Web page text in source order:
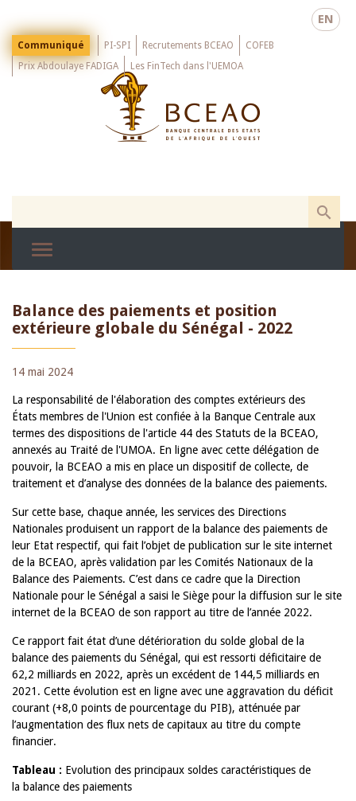
main
EN
Menu
Top
Communiqué PI-SPI Recrutements BCEAO
COFEB
Prix Abdoulaye FADIGA
Les FinTech dans l'UEMOA
Balance des paiements et position
extérieure globale du Sénégal - 2022
14 mai 2024
La responsabilité de l'élaboration des comptes extérieurs des
États membres de l'Union est confiée à la Banque Centrale aux
termes des dispositions de l'article 44 des Statuts de la BCEAO,
annexés au Traité de l'UMOA. En ligne avec cette délégation de
pouvoir, la BCEAO a mis en place un dispositif de collecte, de
traitement et d’analyse des données de la balance des paiements.
Sur cette base, chaque année, les services des Directions
Nationales produisent un rapport de la balance des paiements de
leur Etat respectif, qui fait l’objet de publication sur le site internet
de la BCEAO, après validation par les Comités Nationaux de la
Balance des Paiements. C’est dans ce cadre que la Direction
Nationale pour le Sénégal a saisi le Siège pour la diffusion sur le site
internet de la BCEAO de son rapport au titre de l’année 2022.
Ce rapport fait état d’une détérioration du solde global de la
balance des paiements du Sénégal, qui est ressorti déficitaire de
62,2 milliards en 2022, après un excédent de 144,5 milliards en
2021. Cette évolution est en ligne avec une aggravation du déficit
courant (+8,0 points de pourcentage du PIB), atténuée par
l’augmentation des flux nets de capitaux au titre du compte
financier.
Tableau : Evolution des principaux soldes caractéristiques de
la balance des paiements